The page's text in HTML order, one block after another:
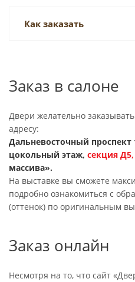
Как заказать
Заказ в салоне
Двери желательно
адресу:
Дальневосточный
цокольный этаж, секция
массива».
На выставке вы сможете
подробно ознакомиться с
(оттенок) по оригинальным
Заказ онлайн
Несмотря на то, что сайт